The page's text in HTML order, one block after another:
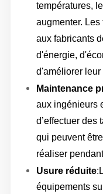
températures,
augmenter.
aux fabricants
d'énergie,
d'améliorer
Maintenance
aux ingénieurs
d’effectuer des
qui peuvent
réaliser
Usure réduite
équipements